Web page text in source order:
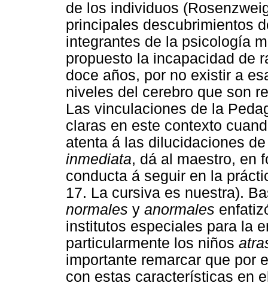
de los individuos
principales descubrimientos
integrantes de la psicología
propuesto la incapacidad de
doce años, por no existir a
niveles del cerebro que son
Las vinculaciones de la
claras en este contexto
atenta á las dilucidaciones
inmediata, dá al maestro, en
conducta á seguir en la
17. La cursiva es nuestra).
normales y anormales
institutos especiales para la
particularmente los niños
importante remarcar que por
con estas características en